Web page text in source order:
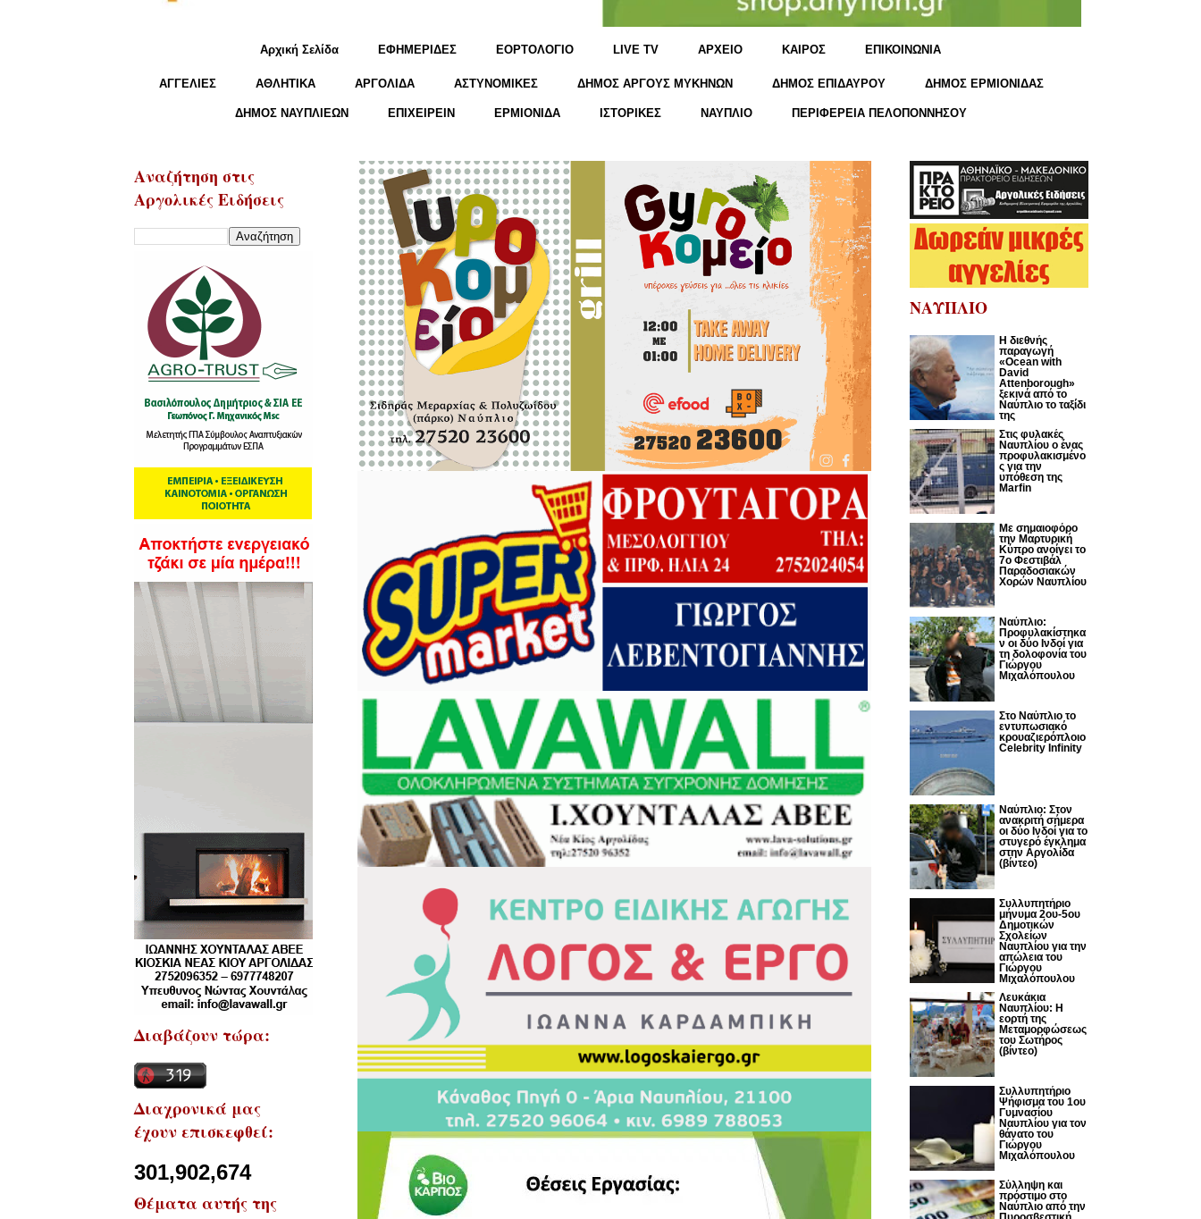
Αρχική Σελίδα ΕΦΗΜΕΡΙΔΕΣ ΕΟΡΤΟΛΟΓΙΟ LIVE TV ΑΡΧΕΙΟ KΑΙΡΟΣ ΕΠΙΚΟΙΝΩΝΙΑ
ΑΓΓΕΛΙΕΣ ΑΘΛΗΤΙΚΑ ΑΡΓΟΛΙΔΑ ΑΣΤΥΝΟΜΙΚΕΣ ΔΗΜΟΣ ΑΡΓΟΥΣ ΜΥΚΗΝΩΝ ΔΗΜΟΣ ΕΠΙΔΑΥΡΟΥ ΔΗΜΟΣ ΕΡΜΙΟΝΙΔΑΣ
ΔΗΜΟΣ ΝΑΥΠΛΙΕΩΝ ΕΠΙΧΕΙΡΕΙΝ ΕΡΜΙΟΝΙΔΑ ΙΣΤΟΡΙΚΕΣ ΝΑΥΠΛΙΟ ΠΕΡΙΦΕΡΕΙΑ ΠΕΛΟΠΟΝΝΗΣΟΥ
Αναζήτηση στις
Αργολικές Ειδήσεις
Διαβάζουν τώρα:
Διαχρονικά μας
έχουν επισκεφθεί:
301,902,674
Θέματα αυτής της
ΝΑΥΠΛΙΟ
Η διεθνής
παραγωγή
«Ocean with
David
Attenborough»
ξεκινά από το
Ναύπλιο το ταξίδι
της
Στις φυλακές
Ναυπλίου ο ένας
προφυλακισμένο
ς για την
υπόθεση της
Marfin
Με σημαιοφόρο
την Μαρτυρική
Κύπρο ανοίγει το
7ο Φεστιβάλ
Παραδοσιακών
Χορών Ναυπλίου
Ναύπλιο:
Προφυλακίστηκα
ν οι δύο Ινδοί για
τη δολοφονία του
Γιώργου
Μιχαλόπουλου
Στο Ναύπλιο το
εντυπωσιακό
κρουαζιερόπλοιο
Celebrity Infinity
Nαύπλιο: Στον
ανακριτή σήμερα
οι δύο Ινδοί για το
στυγερό έγκλημα
στην Αργολίδα
(βίντεο)
Συλλυπητήριο
μήνυμα 2ου-5ου
Δημοτικών
Σχολείων
Ναυπλίου για την
απώλεια του
Γιώργου
Μιχαλόπουλου
Λευκάκια
Ναυπλίου: Η
εορτή της
Μεταμορφώσεως
του Σωτήρος
(βίντεο)
Συλλυπητήριο
Ψήφισμα του 1ου
Γυμνασίου
Ναυπλίου για τον
θάνατο του
Γιώργου
Μιχαλόπουλου
Σύλληψη και
πρόστιμο στο
Ναύπλιο από την